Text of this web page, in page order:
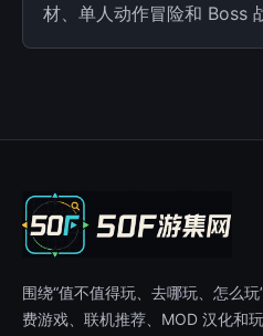
材、单人动作冒险和 Boss
围绕“值不值得玩、去哪玩、怎么
费游戏、联机推荐、MOD 汉化和玩